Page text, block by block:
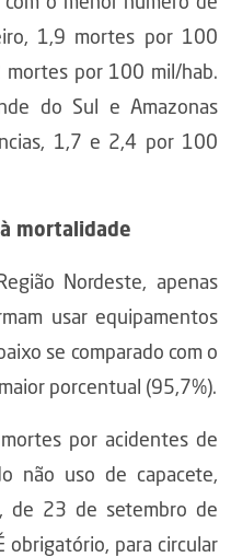
1,9 mortes por 100
mortes por 100 mil/hab.
do Sul e Amazonas
1,7 e 2,4 por 100
mortalidade
Nordeste, apenas
usar equipamentos
se comparado com o
porcentual (95,7%).
por acidentes de
não uso de capacete,
de 23 de setembro de
obrigatório, para circular